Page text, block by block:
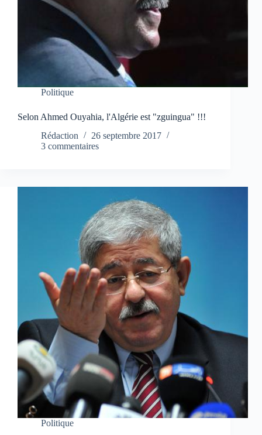
Politique
Selon Ahmed Ouyahia, l'Algérie est "zguingua" !!!
Rédaction
26 septembre 2017
3 commentaires
Politique